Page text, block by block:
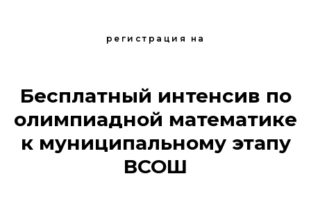
регистрация на
Бесплатный интенсив по
олимпиадной математике
к муниципальному этапу
ВСОШ